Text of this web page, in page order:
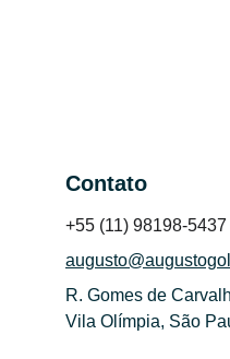
Contato
+55 (11) 98198-5437
R. Gomes de
Vila Olímpia, São